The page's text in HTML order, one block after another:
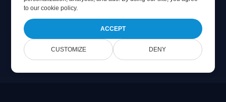
toour cookie policy.
ACCEPT
CUSTOMIZE DENY